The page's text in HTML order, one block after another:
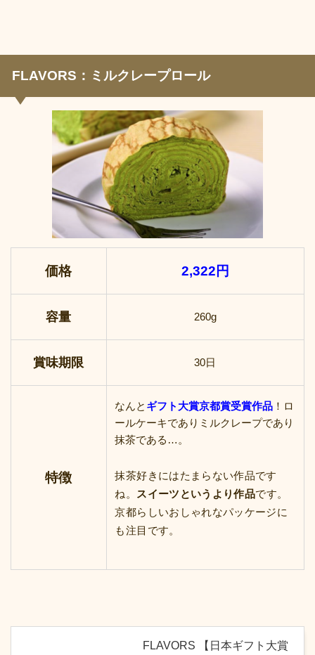
FLAVORS：ミルクレープロール
価格 2,322円
容量 260g
賞味期限 30日
特徴
なんと ギフト大賞京都賞受賞作品 ！ロ
ールケーキでありミルクレープであり
抹茶である…。
抹茶好きにはたまらない作品です
ね。
スイーツというより作品です。
京都らしいおしゃれなパッケージに
も注目です。
FLAVORS 【日本ギフト大賞